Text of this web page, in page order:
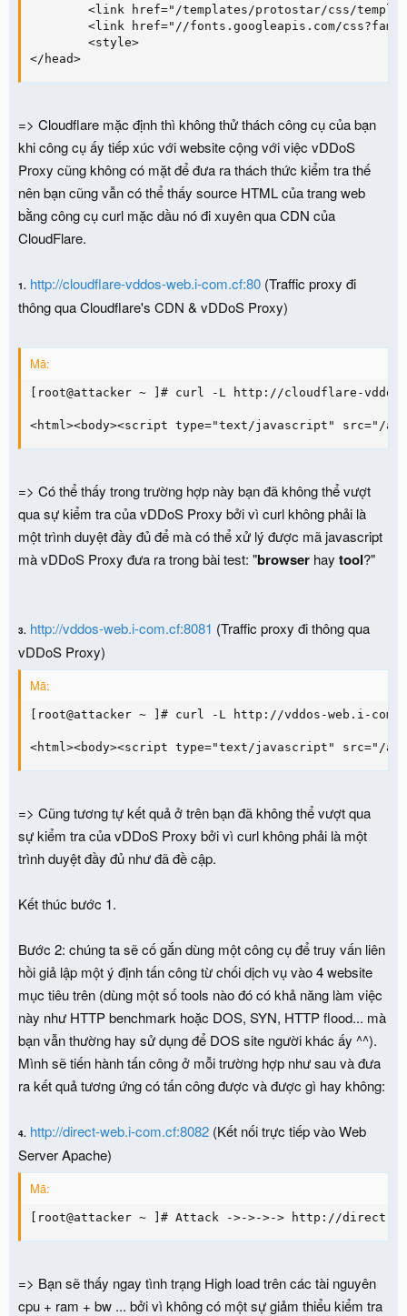
<link href="/templates/protostar/css/
<link href="//fonts.googleapis.com/
        <style>
</head>
=> Cloudflare mặc định thì không thử thách công cụ của bạn
khi công cụ ấy tiếp xúc với website cộng với việc vDDoS
Proxy cũng không có mặt để đưa ra thách thức kiểm tra thế
nên bạn cũng vẫn có thể thấy source HTML của trang web
bằng công cụ curl mặc dầu nó đi xuyên qua CDN của
CloudFlare.
1. http://cloudflare-vddos-web.i-com.cf:80 (Traffic proxy đi
thông qua Cloudflare's CDN & vDDoS Proxy)
Mã:
[root@attacker ~ ]# curl -L http://cloudflare-vddos-
<html><body><script type="text/javascript" src="/
=> Có thể thấy trong trường hợp này bạn đã không thể vượt
qua sự kiểm tra của vDDoS Proxy bởi vì curl không phải là
một trình duyệt đầy đủ để mà có thể xử lý được mã javascript
mà vDDoS Proxy đưa ra trong bài test: "browser hay tool?"
3. http://vddos-web.i-com.cf:8081 (Traffic proxy đi thông qua
vDDoS Proxy)
Mã:
[root@attacker ~ ]# curl -L http://vddos-web.i-
<html><body><script type="text/javascript" src="/
=> Cũng tương tự kết quả ở trên bạn đã không thể vượt qua
sự kiểm tra của vDDoS Proxy bởi vì curl không phải là một
trình duyệt đầy đủ như đã đề cập.
Kết thúc bước 1.
Bước 2: chúng ta sẽ cố gắn dùng một công cụ để truy vấn liên
hồi giả lập một ý định tấn công từ chối dịch vụ vào 4 website
mục tiêu trên (dùng một số tools nào đó có khả năng làm việc
này như HTTP benchmark hoặc DOS, SYN, HTTP flood... mà
bạn vẫn thường hay sử dụng để DOS site người khác ấy ^^).
Mình sẽ tiến hành tấn công ở mỗi trường hợp như sau và đưa
ra kết quả tương ứng có tấn công được và được gì hay không:
4. http://direct-web.i-com.cf:8082 (Kết nối trực tiếp vào Web
Server Apache)
Mã:
[root@attacker ~ ]# Attack ->->->-> http://direct-
=> Bạn sẽ thấy ngay tình trạng High load trên các tài nguyên
cpu + ram + bw ... bởi vì không có một sự giảm thiểu kiểm tra